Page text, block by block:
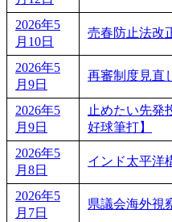
2026年5
月10日
売春防止法改
2026年5
月9日
再審制度見
2026年5
月9日
止めたい先発
好球筆打】
2026年5
月8日
インド太平洋
2026年5
月7日
県議会海外視